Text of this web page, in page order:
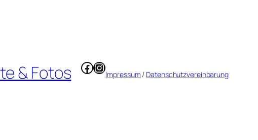
& Fotos Facebook
Instagram
Impressum / Datenschutzvereinbarung